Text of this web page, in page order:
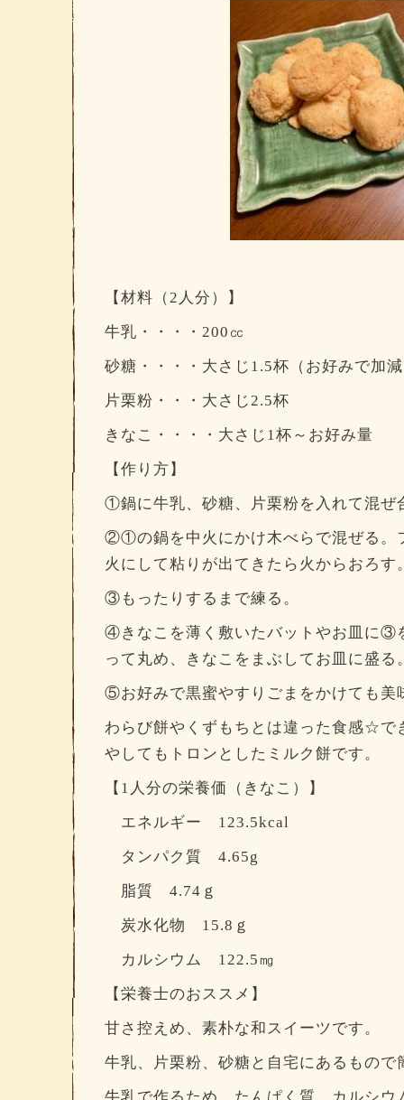
【材料（2人分）】
牛乳・・・・200㏄
砂糖・・・・大さじ1.5杯（お好みで加
片栗粉・・・大さじ2.5杯
きなこ・・・・大さじ1杯～お好み量
【作り方】
①鍋に牛乳、砂糖、片栗粉を入れて混ぜ
②①の鍋を中火にかけ木べらで混ぜる。
火にして粘りが出てきたら火からおろす
③もったりするまで練る。
④きなこを薄く敷いたバットやお皿に③
って丸め、きなこをまぶしてお皿に盛る
⑤お好みで黒蜜やすりごまをかけても
わらび餅やくずもちとは違った食感☆で
やしてもトロンとしたミルク餅です。
【1人分の栄養価（きなこ）】
エネルギー 123.5kcal
タンパク質 4.65g
脂質 4.74ｇ
炭水化物 15.8ｇ
カルシウム 122.5㎎
【栄養士のおススメ】
甘さ控えめ、素朴な和スイーツです。
牛乳、片栗粉、砂糖と自宅にあるもので